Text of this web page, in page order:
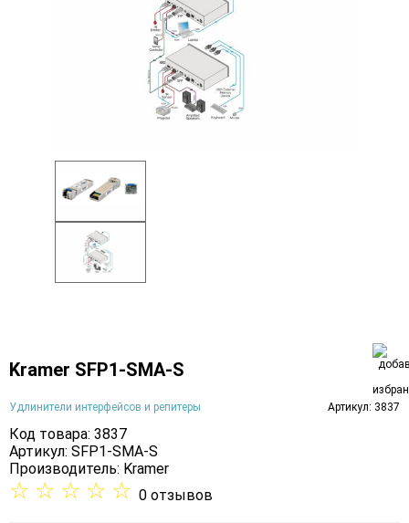
Kramer SFP1-SMA-S
Удлинители интерфейсов и репитеры Артикул: 3837
Код товара: 3837
Артикул: SFP1-SMA-S
Производитель: Kramer
☆ ☆ ☆ ☆ ☆ 0 отзывов